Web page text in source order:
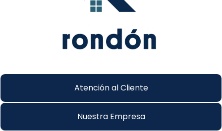
Atención al Cliente
Nuestra Empresa